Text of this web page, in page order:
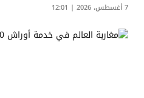
7 أغسطس، 2026 | 12:01